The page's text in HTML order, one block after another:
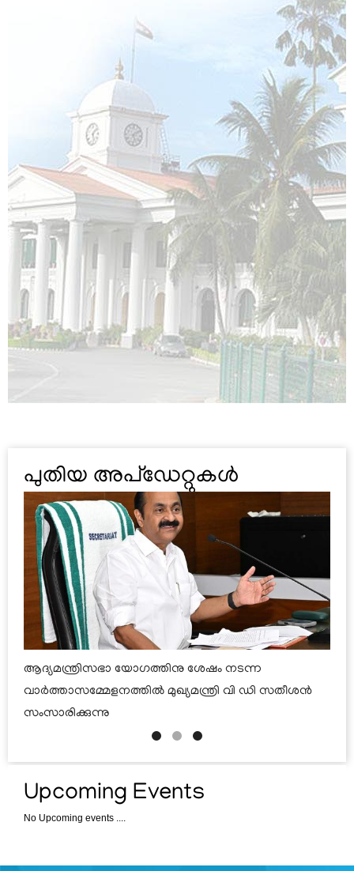
അഖിലേന്ത്യാ
സേവനങ്ങൾ
നിയമങ്ങൾ
സിവിൽ
ലിസ്റ്റ്
കെഎഎസ്
ഡെപ്യൂട്ടേഷനിൽ
ജില്ലാ
കളക്ടർമാർ
ജില്ലാ
പോലീസ്
മുദ്ര
ഫോമുകൾ
റിപ്പോർട്ടുകൾ
നിയമങ്ങളും
ചട്ടങ്ങളും
അവധി
വിവരങ്ങൾ
മാന്വലുകൾ
ഡയറി
പുതിയ അപ്ഡേറ്റുകൾ
ആദ്യമന്ത്രിസഭാ യോഗത്തിനു ശേഷം നടന്ന
വാർത്താസമ്മേളനത്തിൽ മുഖ്യമന്ത്രി വി ഡി സതീശൻ
സംസാരിക്കുന്നു
Upcoming Events
No Upcoming events ....